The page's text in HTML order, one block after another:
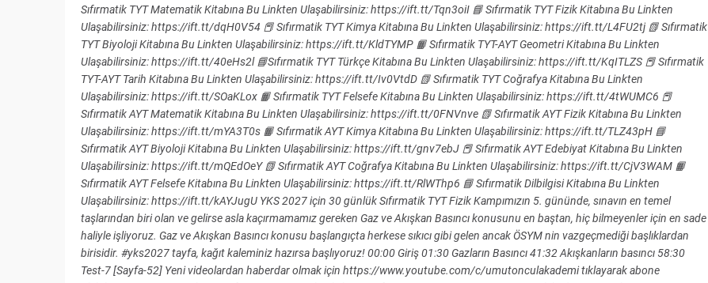
Sıfırmatik TYT Matematik Kitabına Bu Linkten Ulaşabilirsiniz: https://ift.tt/Tqn3oiI 📘 Sıfırmatik TYT Fizik Kitabına Bu Linkten
Ulaşabilirsiniz: https://ift.tt/dqH0V54 📕 Sıfırmatik TYT Kimya Kitabına Bu Linkten Ulaşabilirsiniz: https://ift.tt/L4FU2tj 📗 Sıfırmatik
TYT Biyoloji Kitabına Bu Linkten Ulaşabilirsiniz: https://ift.tt/KldTYMP 📙 Sıfırmatik TYT-AYT Geometri Kitabına Bu Linkten
Ulaşabilirsiniz: https://ift.tt/40eHs2l 📘Sıfırmatik TYT Türkçe Kitabına Bu Linkten Ulaşabilirsiniz: https://ift.tt/KqITLZS 📕 Sıfırmatik
TYT-AYT Tarih Kitabına Bu Linkten Ulaşabilirsiniz: https://ift.tt/Iv0VtdD 📗 Sıfırmatik TYT Coğrafya Kitabına Bu Linkten
Ulaşabilirsiniz: https://ift.tt/SOaKLox 📙 Sıfırmatik TYT Felsefe Kitabına Bu Linkten Ulaşabilirsiniz: https://ift.tt/4tWUMC6 📕
Sıfırmatik AYT Matematik Kitabına Bu Linkten Ulaşabilirsiniz: https://ift.tt/0FNVnve 📗 Sıfırmatik AYT Fizik Kitabına Bu Linkten
Ulaşabilirsiniz: https://ift.tt/mYA3T0s 📙 Sıfırmatik AYT Kimya Kitabına Bu Linkten Ulaşabilirsiniz: https://ift.tt/TLZ43pH 📘
Sıfırmatik AYT Biyoloji Kitabına Bu Linkten Ulaşabilirsiniz: https://ift.tt/gnv7ebJ 📕 Sıfırmatik AYT Edebiyat Kitabına Bu Linkten
Ulaşabilirsiniz: https://ift.tt/mQEdOeY 📗 Sıfırmatik AYT Coğrafya Kitabına Bu Linkten Ulaşabilirsiniz: https://ift.tt/CjV3WAM 📙
Sıfırmatik AYT Felsefe Kitabına Bu Linkten Ulaşabilirsiniz: https://ift.tt/RlWThp6 📘 Sıfırmatik Dilbilgisi Kitabına Bu Linkten
Ulaşabilirsiniz: https://ift.tt/kAYJugU YKS 2027 için 30 günlük Sıfırmatik TYT Fizik Kampımızın 5. gününde, sınavın en temel
taşlarından biri olan ve gelirse asla kaçırmamamız gereken Gaz ve Akışkan Basıncı konusunu en baştan, hiç bilmeyenler için en sade
haliyle işliyoruz. Gaz ve Akışkan Basıncı konusu başlangıçta herkese sıkıcı gibi gelen ancak ÖSYM nin vazgeçmediği başlıklardan
birisidir. #yks2027 tayfa, kağıt kaleminiz hazırsa başlıyoruz! 00:00 Giriş 01:30 Gazların Basıncı 41:32 Akışkanların basıncı 58:30
Test-7 [Sayfa-52] Yeni videolardan haberdar olmak için https://www.youtube.com/c/umutonculakademi tıklayarak abone